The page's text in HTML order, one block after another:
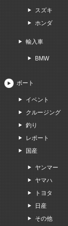
スズキ
ホンダ
輸入車
BMW
ボート
イベント
クルージング
釣り
レポート
国産
ヤンマー
ヤマハ
トヨタ
日産
その他